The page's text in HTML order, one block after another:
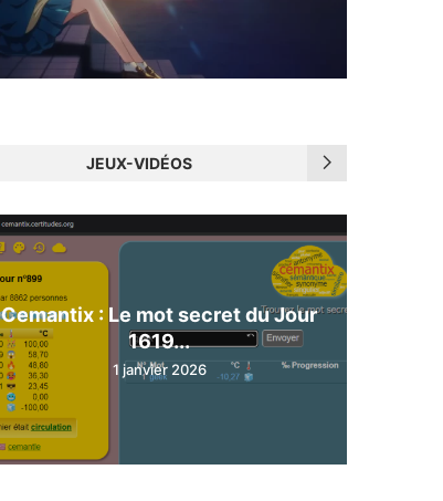
JEUX-VIDÉOS
Cemantix : Le mot secret du Jour
1619...
1 janvier 2026